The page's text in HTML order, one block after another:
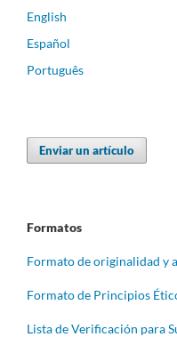
English
Español
Português
Enviar un artículo
Formatos
Formato de originalidad y
Formato de Principios
Lista de Verificación para